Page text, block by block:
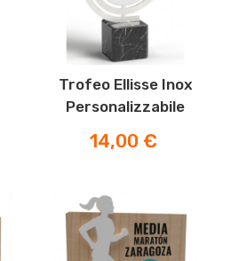
Trofeo Ellisse Inox
Personalizzabile
Prezzo
14,00 €